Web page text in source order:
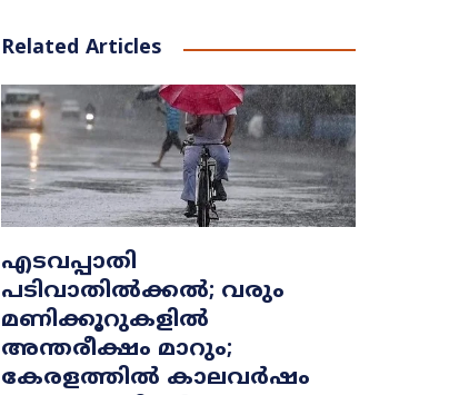
Related Articles
എടവപ്പാതി
പടിവാതിൽക്കൽ; വരും
മണിക്കൂറുകളിൽ
അന്തരീക്ഷം മാറും;
കേരളത്തിൽ കാലവർഷം